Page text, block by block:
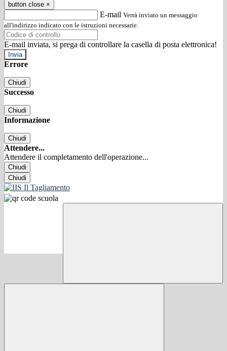
button close ×
E-mail Verrà inviato un messaggio
all'indirizzo indicato con le istruzioni necessarie.
E-mail inviata, si prega di controllare la casella di posta elettronica!
Errore
Chiudi
Successo
Chiudi
Informazione
Chiudi
Attendere...
Attendere il completamento dell'operazione...
Chiudi
Chiudi